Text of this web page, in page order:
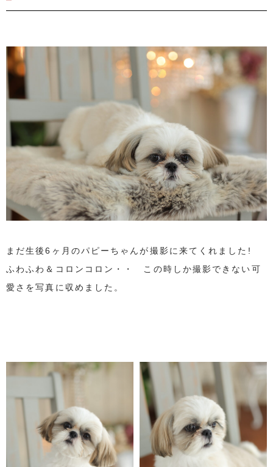
まだ生後6ヶ月のパピーちゃんが撮影に来てくれました!
ふわふわ＆コロンコロン・・ この時しか撮影できない可
愛さを写真に収めました。